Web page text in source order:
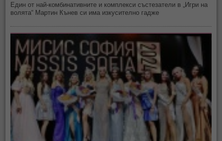
Един от най-комбинативните и комплекси състезатели в „Игри на
волята“ Мартин Кънев си има изкусително гадже